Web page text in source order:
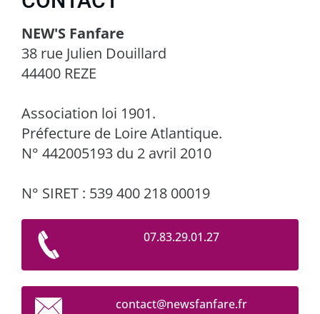
NEW'S Fanfare
38 rue Julien Douillard
44400 REZE
Association loi 1901.
Préfecture de Loire Atlantique.
N° 442005193 du 2 avril 2010
N° SIRET : 539 400 218 00019
07.83.29.01.27
contact@newsfanfare.fr